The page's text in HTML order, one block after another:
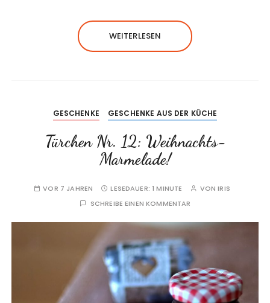
WEITERLESEN
GESCHENKE GESCHENKE AUS DER KÜCHE
Türchen Nr. 12: Weihnachts-
Marmelade!
VOR 7 JAHREN LESEDAUER:1 MINUTE VONIRIS
SCHREIBE EINEN KOMMENTAR